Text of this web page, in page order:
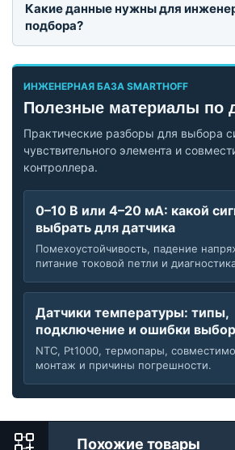
Какие данные нужны для
подбора?
ИНЖЕНЕРНАЯ БАЗА SMARTHOFF
Полезные материалы по
Практические разборы для выбора
чувствительного элемента и
контроллера.
0–10 В или 4–20 мА: какой
выбрать для датчика
Помехоустойчивость, падение
питание токовой петли и
Датчики температуры: типы,
подключение и ошибки
NTC, Pt1000, термопары,
монтаж и причины погрешности.
Похожие товары